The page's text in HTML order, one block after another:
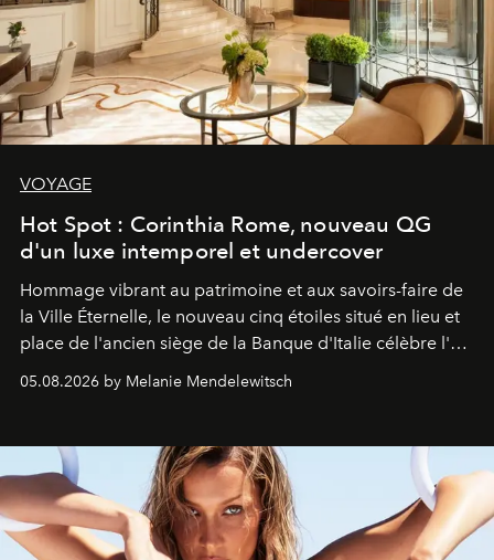
VOYAGE
Hot Spot : Corinthia Rome, nouveau QG
d'un luxe intemporel et undercover
Hommage vibrant au patrimoine et aux savoirs-faire de
la Ville Éternelle, le nouveau cinq étoiles situé en lieu et
place de l'ancien siège de la Banque d'Italie célèbre l'art
de vivre Romain dans toute son élégance intemporelle.
05.08.2026 by Melanie Mendelewitsch